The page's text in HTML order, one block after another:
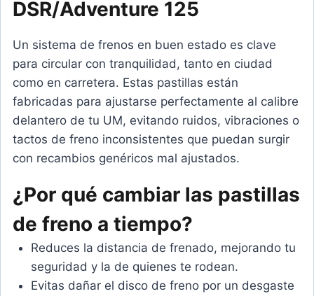
DSR/Adventure 125
Un sistema de frenos en buen estado es clave
para circular con tranquilidad, tanto en ciudad
como en carretera. Estas pastillas están
fabricadas para ajustarse perfectamente al calibre
delantero de tu UM, evitando ruidos, vibraciones o
tactos de freno inconsistentes que puedan surgir
con recambios genéricos mal ajustados.
¿Por qué cambiar las pastillas
de freno a tiempo?
Reduces la distancia de frenado, mejorando tu
seguridad y la de quienes te rodean.
Evitas dañar el disco de freno por un desgaste